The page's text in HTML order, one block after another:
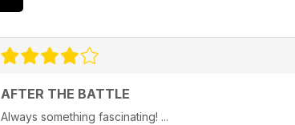
AFTER THE BATTLE
Always something fascinating! ...